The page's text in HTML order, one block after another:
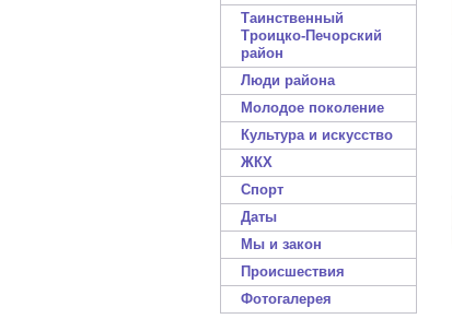
Таинственный
Троицко-Печорский
район
Люди района
Молодое поколение
Культура и искусство
ЖКХ
Спорт
Даты
Мы и закон
Происшествия
Фотогалерея